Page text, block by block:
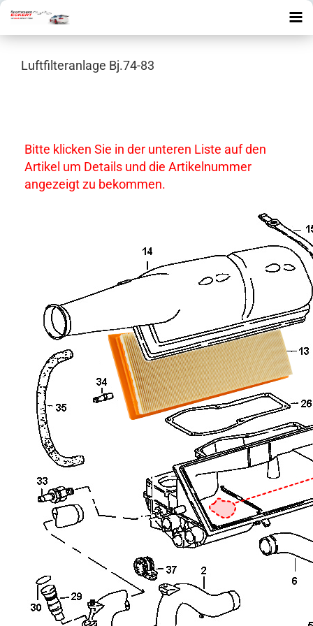
Luftfilteranlage Bj.74-83
Bitte klicken Sie in der unteren Liste auf den
Artikel um Details und die Artikelnummer
angezeigt zu bekommen.